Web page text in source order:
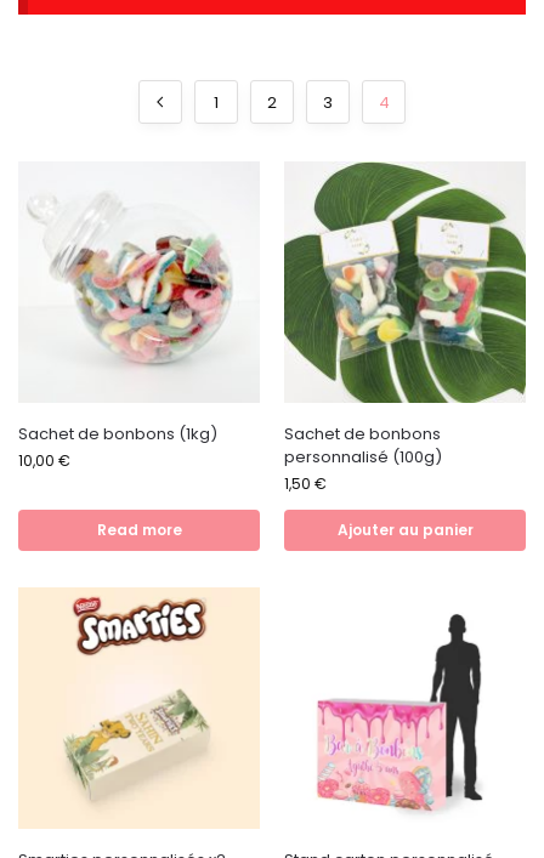
1 2 3 4
Sachet de bonbons (1kg)
10,00 €
Read more
Sachet de bonbons
personnalisé (100g)
1,50 €
Ajouter au panier